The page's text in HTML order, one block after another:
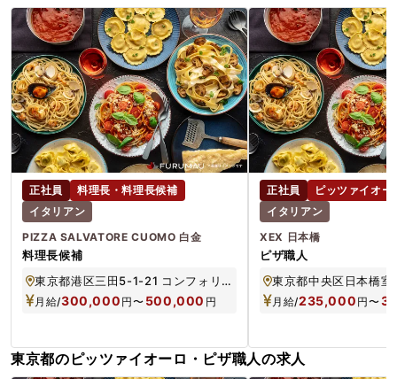
正社員
料理長・料理長候補
イタリアン
PIZZA SALVATORE CUOMO 白金
料理長候補
東京都港区三田5-1-21 コンフォリア白金高輪 1F
月給/300,000 円〜 500,000 円
正社員
ピッツァイオ
イタリアン
XEX 日本橋
ピザ職人
月給/235,000 円〜
東京都のピッツァイオーロ・ピザ職人の求人